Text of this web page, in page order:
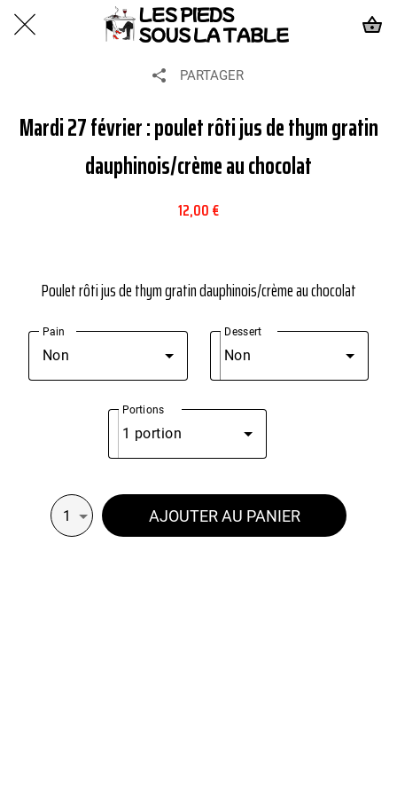
PARTAGER
Mardi 27 février : poulet rôti jus de thym gratin
dauphinois/crème au chocolat
12,00 €
Poulet rôti jus de thym gratin dauphinois/crème au chocolat
Pain
Non
Dessert
Non
Portions
1 portion
1 AJOUTER AU PANIER